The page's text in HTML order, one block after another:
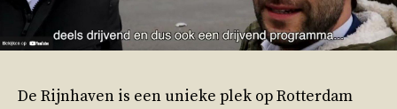
De Rijnhaven is een unieke plek op Rotterdam